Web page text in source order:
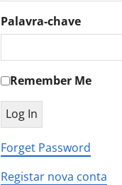
Palavra-chave
Remember Me
Forget Password
Registar nova conta